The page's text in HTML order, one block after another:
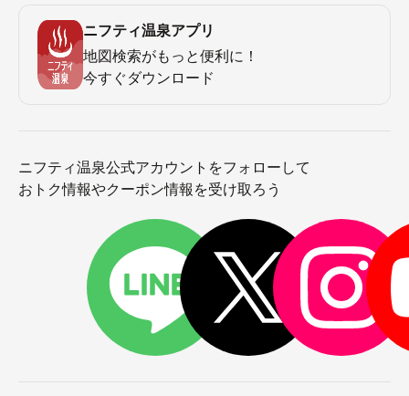
ニフティ温泉アプリ
地図検索がもっと便利に！
今すぐダウンロード
ニフティ温泉公式アカウントをフォローして
おトク情報やクーポン情報を受け取ろう